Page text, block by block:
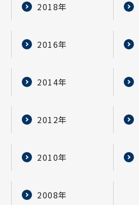
2018年
2016年
2014年
2012年
2010年
2008年